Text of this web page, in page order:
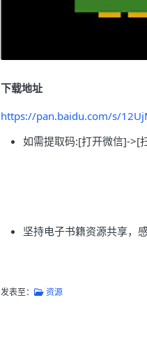
下载地址
https://pan.baidu.com/s/
如需提取码:[打开微信]->[
坚持电子书籍资源共享，感
发表至： 资源